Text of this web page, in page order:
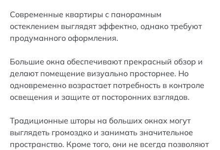
Современные квартиры с панорамным
остеклением выглядят эффектно, однако требуют
продуманного оформления.
Большие окна обеспечивают прекрасный обзор и
делают помещение визуально просторнее. Но
одновременно возрастает потребность в контроле
освещения и защите от посторонних взглядов.
Традиционные шторы на больших окнах могут
выглядеть громоздко и занимать значительное
пространство. Кроме того, они не всегда позволяют